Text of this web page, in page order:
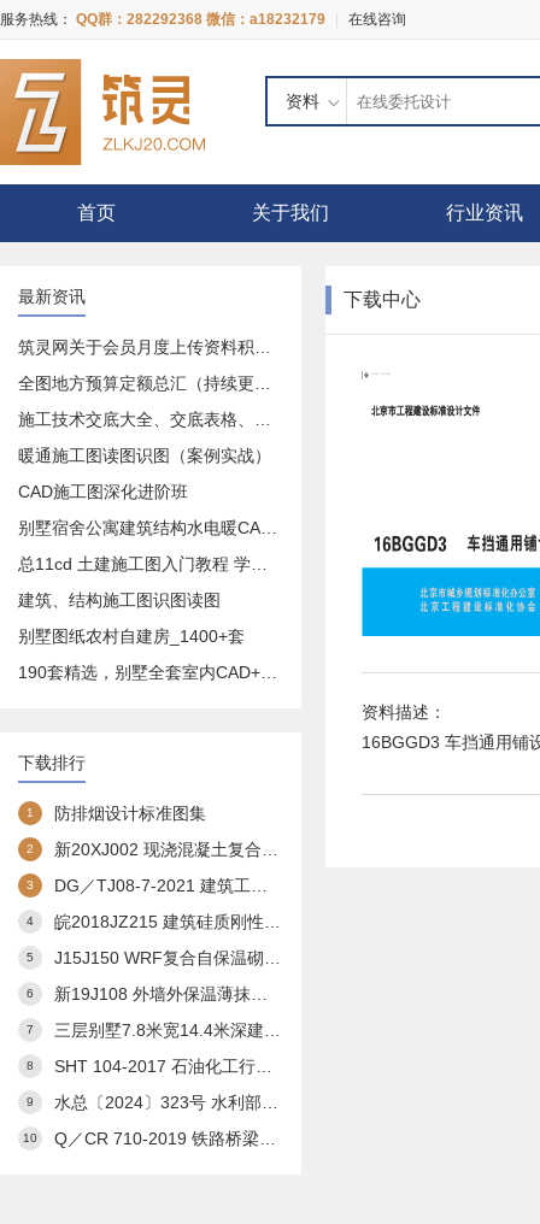
服务热线： QQ群：282292368 微信：a18232179 在线咨询
资料
首页 关于我们 行业资讯
最新资讯
暖通施工图读图识图（案例实战）
CAD施工图深化进阶班
建筑、结构施工图识图读图
别墅图纸农村自建房_1400+套
下载排行
1 防排烟设计标准图集
2 新20XJ002 现浇混凝土复合外保温模板(XJJS)建筑构造
3 DG／TJ08-7-2021 建筑工程交通设计及停车库(场)设置标准(完整扫描版)
4 皖2018JZ215 建筑硅质刚性防水构造图集
5 J15J150 WRF复合自保温砌块构造
6 新19J108 外墙外保温薄抹灰系统建筑构造
7 三层别墅7.8米宽14.4米深建筑方案3
8 SHT 104-2017 石油化工行业通用图 总图运输通用图集--储罐区防火堤
9 水总〔2024〕323号 水利部关于发布《水利工程设计概（估）算编制规定》及水利工程系列定额的通知
10 Q／CR 710-2019 铁路桥梁预应力管道自动压浆系统
下载中心
资料描述：
16BGGD3 车挡通用铺